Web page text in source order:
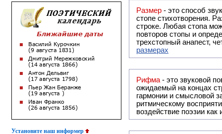
Установите наш информер
Размер - это способ
стопе стихотворения.
строке. Любая стопа
повторов стопы и
трехстопный анапест,
размерах
Рифма - это звуковой повтор, традиционно используемый в поэзии и, как
ожидаемый на концах
гармонии и смысловой
ритмическому
воздействие поэзии